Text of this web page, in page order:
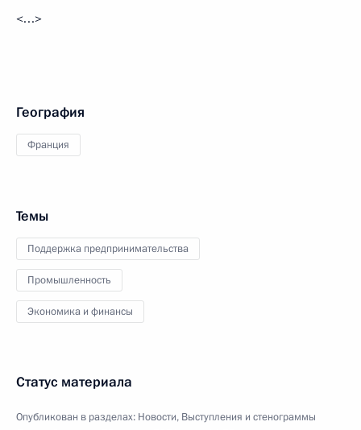
<…>
География
Франция
Темы
Поддержка предпринимательства
Промышленность
Экономика и финансы
Статус материала
Опубликован в разделах: Новости, Выступления и стенограммы